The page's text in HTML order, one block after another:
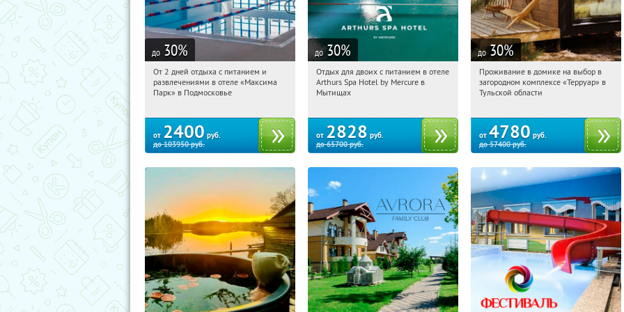
до 30%
03:59:46 Купили:
Московская обл., Дмитровский р-н, д.
От 2 дней отдыха с питанием и
развлечениями в отеле «Максима
Парк» в Подмосковье
от 2400 руб.
до103950руб.
до 30%
03:59:46
Купи первым!
Московская обл., г. Мытищи, д.
Отдых для двоих с питанием в отеле
Arthurs Spa Hotel by Mercure в
Мытищах
от 2828 руб.
до65700руб.
до 30%
03:59:46 Купили:
Тульская обл., Ясногорский р-н, с.
Проживание в домике на выбор в
загородном комплексе «Терруар» в
Тульской области
от 4780 руб.
до57400руб.